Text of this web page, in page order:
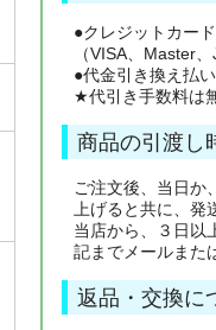
●クレジットカード
（VISA、Master
●代金引き換え払い
★代引き手数料は
商品の引渡し
ご注文後、当日か
上げると共に、発
当店から、３日以
記までメールまた
返品・交換に